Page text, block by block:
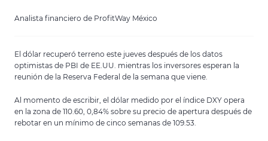
Analista financiero de ProfitWay México
El dólar recuperó terreno este jueves después de los datos
optimistas de PBI de EE.UU. mientras los inversores esperan la
reunión de la Reserva Federal de la semana que viene.
Al momento de escribir, el dólar medido por el índice DXY opera
en la zona de 110.60, 0,84% sobre su precio de apertura después de
rebotar en un mínimo de cinco semanas de 109.53.